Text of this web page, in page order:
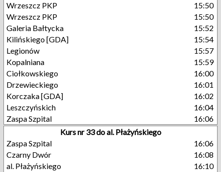
Wrzeszcz PKP
15:50
Wrzeszcz PKP
15:50
Galeria Bałtycka
15:52
Kilińskiego [GDA]
15:54
Legionów
15:57
Kopalniana
15:59
Ciołkowskiego
16:00
Drzewieckiego
16:01
Korczaka [GDA]
16:02
Leszczyńskich
16:04
Zaspa Szpital
16:06
Kurs nr 33 do al. Płażyńskiego
Zaspa Szpital
16:06
Czarny Dwór
16:08
al. Płażyńskiego
16:10